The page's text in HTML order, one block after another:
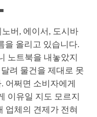
버, 에이서, 도시바
을 올리고 있습니다.
노트북을 내놓았지
려 물건을 제대로 못
어쩌면 소비자에게
이유일 지도 모르지
업체의 견제가 전혀